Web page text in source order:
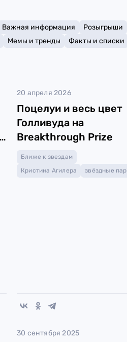
Важная информация Розыгрыши
Мемы и тренды Факты и списки
20 апреля 2026
Поцелуи и весь цвет
Голливуда на
Breakthrough Prize
Ближе к звездам
Кристина Агилера
звёздные
30 сентября 2025